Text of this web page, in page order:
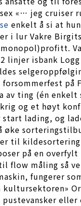
«… jeg
enkelt å si at
i lur Vakre
linjer isbank
på
ting (én
og et høyt
lading, og
øke
kildesortering.
på en
flow måling så
fungerer